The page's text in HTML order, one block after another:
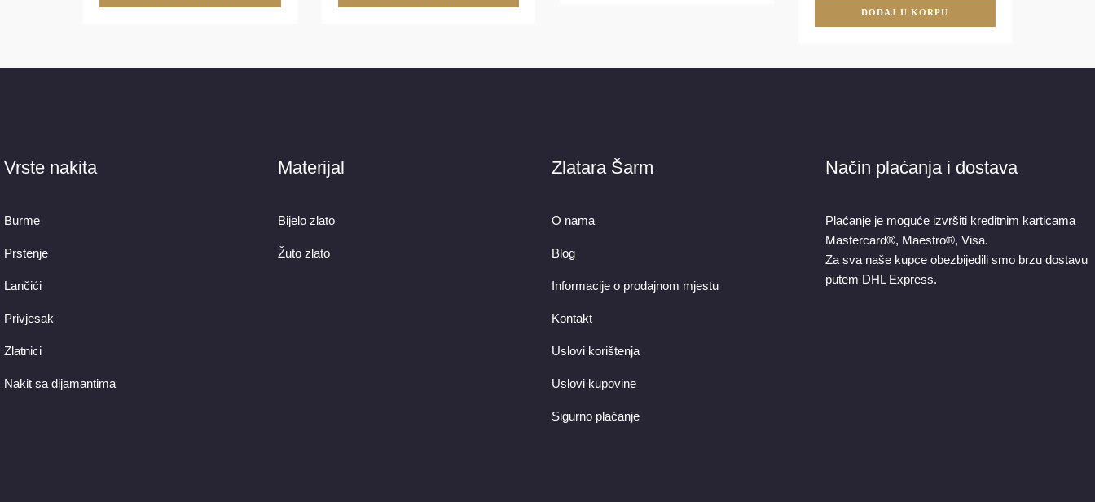
DODAJ U KORPU
Vrste nakita
Burme
Prstenje
Lančići
Privjesak
Zlatnici
Nakit sa dijamantima
Materijal
Bijelo zlato
Žuto zlato
Zlatara Šarm
O nama
Blog
Informacije o prodajnom mjestu
Kontakt
Uslovi korištenja
Uslovi kupovine
Sigurno plaćanje
Način plaćanja i dostava
Plaćanje je moguće izvršiti kreditnim karticama
Mastercard®, Maestro®, Visa.
Za sva naše kupce obezbijedili smo brzu dostavu
putem DHL Express.